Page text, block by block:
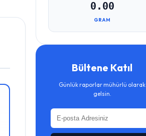
0.00
GRAM
Bültene Katıl
Günlük raporlar mühürlü olarak
gelsin.